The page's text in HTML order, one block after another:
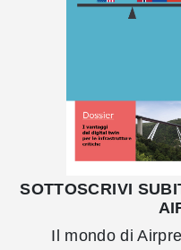
SOTTOSCRIVI
Il mondo di